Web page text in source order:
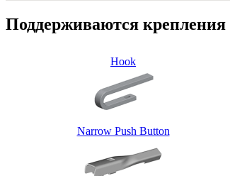
Поддерживаются крепления
Hook
Narrow Push Button